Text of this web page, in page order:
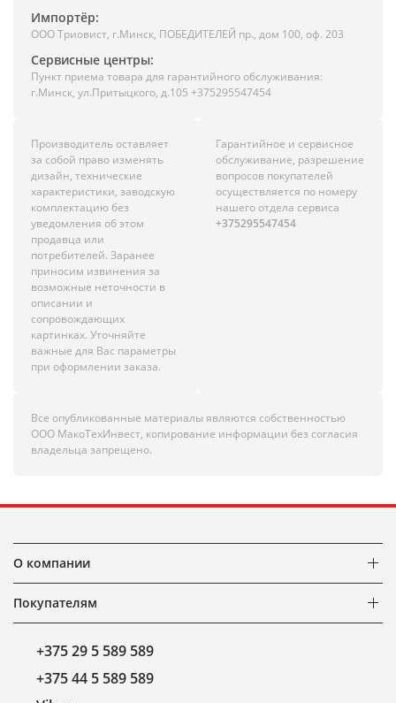
Импортёр:
ООО Триовист, г.Минск, ПОБЕДИТЕЛЕЙ пр., дом 100, оф. 203
Сервисные центры:
Пункт приема товара для гарантийного обслуживания:
г.Минск, ул.Притыцкого, д.105 +375295547454
Производитель оставляет
за собой право изменять
дизайн, технические
характеристики, заводскую
комплектацию без
уведомления об этом
продавца или
потребителей. Заранее
приносим извинения за
возможные неточности в
описании и
сопровождающих
картинках. Уточняйте
важные для Вас параметры
при оформлении заказа.
Гарантийное и сервисное
обслуживание, разрешение
вопросов покупателей
осуществляется по номеру
нашего отдела сервиса
+375295547454
Все опубликованные материалы являются собственностью
ООО МакоТехИнвест, копирование информации без согласия
владельца запрещено.
О компании
Покупателям
+375 29 5 589 589
+375 44 5 589 589